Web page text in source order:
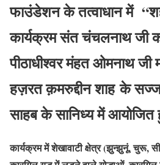
फाउंडेशन के तत्वाधान में “
कार्यक्रम संत चंचलनाथ जी
पीठाधीश्वर मंहत ओमनाथ जी
हज़रत क़मरुद्दीन शाहके
साहब के सानिध्य में
कार्यक्रम में शेखावाटी क्षेत्र (झुन्झुनूं, चुरू,